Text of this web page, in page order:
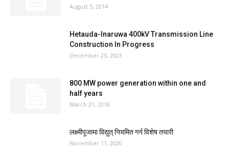
August 5, 2014
Hetauda-Inaruwa 400kV Transmission Line
Construction In Progress
December 25, 2023
800 MW power generation within one and
half years
March 21, 2018
लक्ष्मीपूजामा विद्युत् नियमित गर्न विशेष तयारी
November 11, 2020